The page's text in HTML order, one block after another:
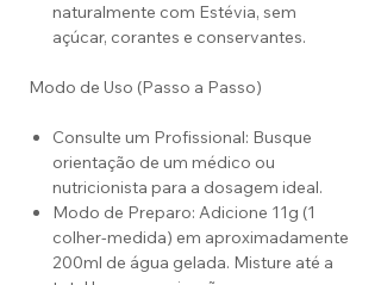
naturalmente com Estévia, sem
açúcar, corantes e conservantes.
Modo de Uso (Passo a Passo)
Consulte um Profissional: Busque
orientação de um médico ou
nutricionista para a dosagem ideal.
Modo de Preparo: Adicione 11g (1
colher-medida) em aproximadamente
200ml de água gelada. Misture até a